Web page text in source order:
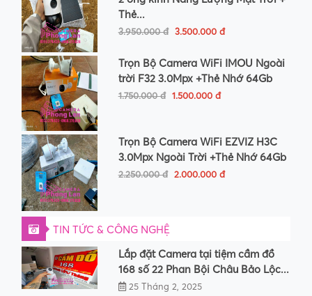
Thẻ...
3.950.000 đ 3.500.000 đ
Trọn Bộ Camera WiFi IMOU Ngoài
trời F32 3.0Mpx +Thẻ Nhớ 64Gb
1.750.000 đ 1.500.000 đ
Trọn Bộ Camera WiFi EZVIZ H3C
3.0Mpx Ngoài Trời +Thẻ Nhớ 64Gb
2.250.000 đ 2.000.000 đ
TIN TỨC & CÔNG NGHỆ
Lắp đặt Camera tại tiệm cầm đồ
168 số 22 Phan Bội Châu Bảo Lộc...
25 Tháng 2, 2025